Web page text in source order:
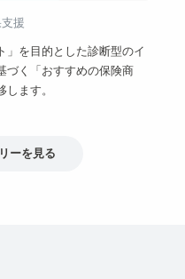
援
」を目的とした診断型のイ
づく「おすすめの保険商
ます。
ーを見る